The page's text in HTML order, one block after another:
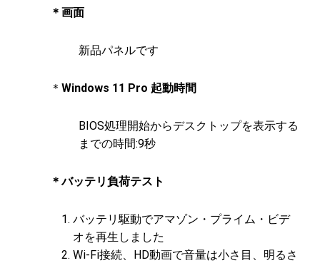
＊画面
新品パネルです
＊ Windows 11 Pro 起動時間
BIOS処理開始からデスクトップを表示する
までの時間:9秒
＊バッテリ負荷テスト
バッテリ駆動でアマゾン・プライム・ビデ
オを再生しました
Wi-Fi接続、HD動画で音量は小さ目、明るさ